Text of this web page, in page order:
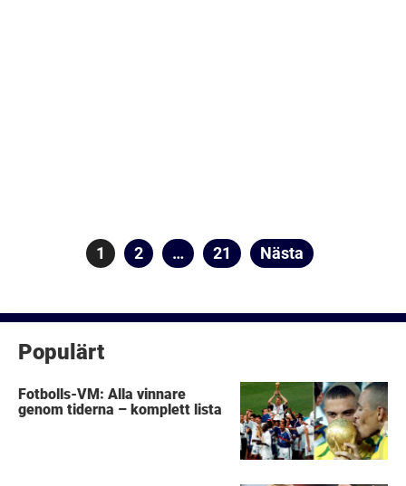
Sidnumrering
Sida
1 Sida
2 … Sida
21 Nästa
Populärt
Fotbolls-VM: Alla vinnare
genom tiderna – komplett lista